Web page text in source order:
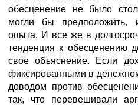
обесценение не было
могли бы предположить,
опыта. И все же в
тенденция к обесценению
свое объяснение. Если
фиксированными в
доводом против
так, что перевешивали